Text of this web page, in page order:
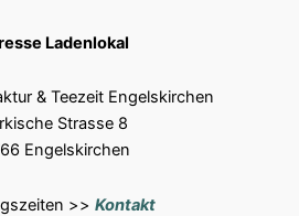
Ladenlokal
& Teezeit Engelskirchen
Strasse 8
Engelskirchen
>> Kontakt